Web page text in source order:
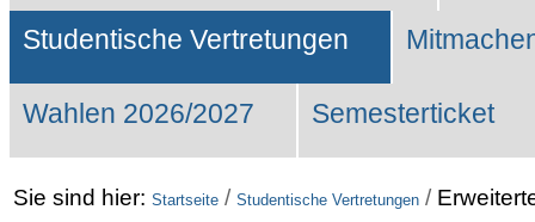
Studentische Vertretungen
Wahlen 2026/2027 Semesterticket
Sie sind hier: Startseite / Studentische Vertretungen /